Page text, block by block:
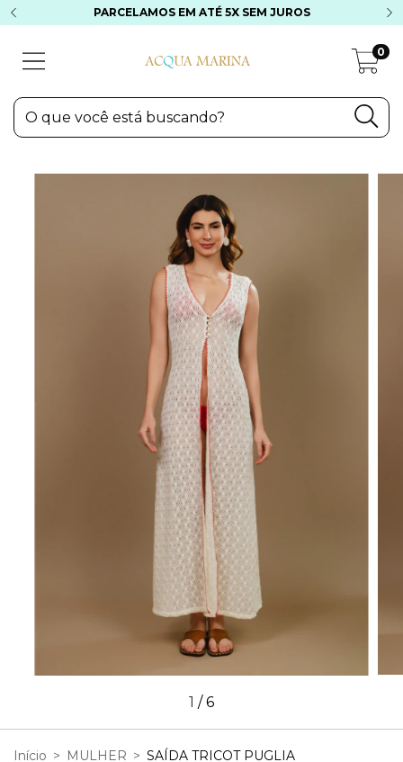
PARCELAMOS EM ATÉ 5X SEM JUROS
0
1 /6
Início > MULHER > SAÍDA TRICOT PUGLIA